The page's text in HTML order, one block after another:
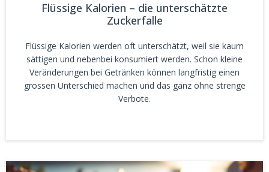
Flüssige Kalorien – die unterschätzte
Zuckerfalle
Flüssige Kalorien werden oft unterschätzt, weil sie kaum
sättigen und nebenbei konsumiert werden. Schon kleine
Veränderungen bei Getränken können langfristig einen
grossen Unterschied machen und das ganz ohne strenge
Verbote.